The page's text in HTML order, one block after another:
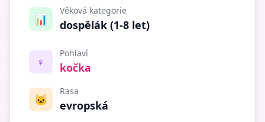
📊
Věková kategorie
dospělák (1-8 let)
♀️
Pohlaví
kočka
🐱
Rasa
evropská